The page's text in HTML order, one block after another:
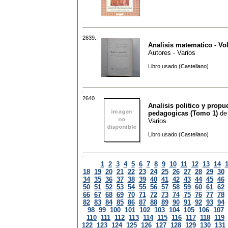
2639.
Analisis matematico -
Autores - Varios
Libro usado (Castellano)
2640.
Analisis politico y
pedagogicas (Tomo 1) de
Varios
Libro usado (Castellano)
1 2 3 4 5 6 7 8 9 10 11 12 13 14
18 19 20 21 22 23 24 25 26 27 28 29 30
34 35 36 37 38 39 40 41 42 43 44 45 46
50 51 52 53 54 55 56 57 58 59 60 61 62
66 67 68 69 70 71 72 73 74 75 76 77 78
82 83 84 85 86 87 88 89 90 91 92 93 94
98 99 100 101 102 103 104 105 106 107
110 111 112 113 114 115 116 117 118 119
122 123 124 125 126 127 128 129 130 131